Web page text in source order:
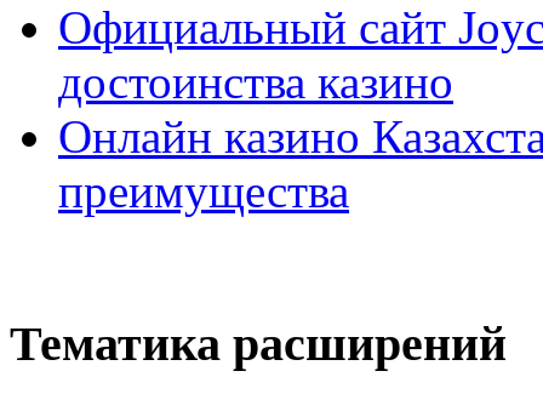
Официальный сайт
достоинства казино
Онлайн казино
преимущества
Тематика расширений